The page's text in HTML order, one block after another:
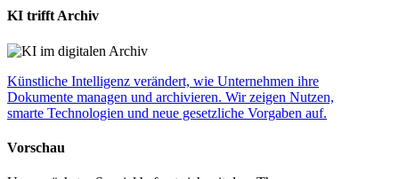
KI trifft Archiv
Künstliche Intelligenz verändert, wie Unternehmen ihre
Dokumente managen und archivieren. Wir zeigen Nutzen,
smarte Technologien und neue gesetzliche Vorgaben auf.
Vorschau